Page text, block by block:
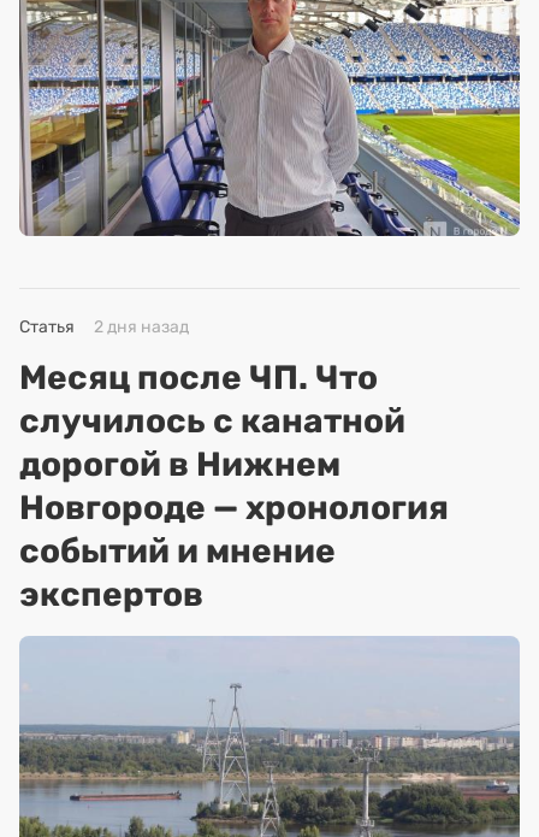
Статья 2 дня назад
Месяц после ЧП. Что
случилось с канатной
дорогой в Нижнем
Новгороде — хронология
событий и мнение
экспертов